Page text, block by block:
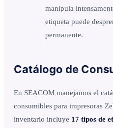
manipula
etiqueta puede
permanente.
Catálogo de
En SEACOM manejamos el
consumibles para impresoras
inventario incluye 17 tipos de